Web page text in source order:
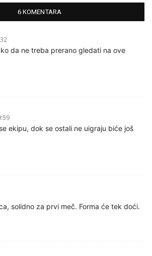
6 KOMENTARA
da ne treba prerano gledati na ove
ekipu, dok se ostali ne uigraju biće još
solidno za prvi meč. Forma će tek doći.